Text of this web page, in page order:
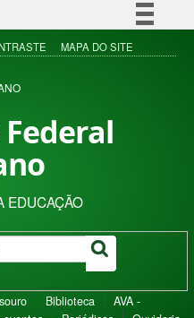
Simplifique!
Acesso à informação
MAPA DO SITE
EDUCAÇÃO
Biblioteca
AVA -